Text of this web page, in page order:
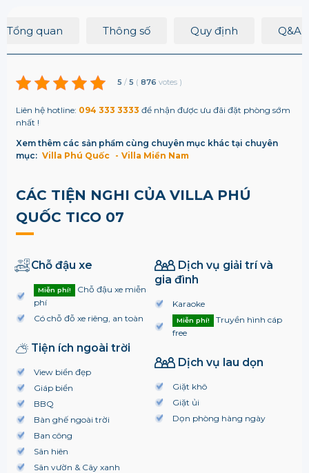
Tổng quan Thông số Quy định Q&A
5 / 5 ( 876 votes )
Liên hệ hotline: 094 333 3333 để nhận được ưu đãi đặt phòng sớm
nhất !
Xem thêm các sản phẩm cùng chuyên mục khác tại chuyên
mục: Villa Phú Quốc Villa Miền Nam
CÁC TIỆN NGHI CỦA VILLA PHÚ
QUỐC TICO 07
Chỗ đậu xe
Miễn phí!
Chỗ đậu xe miễn
phí
Có chỗ đỗ xe riêng, an toàn
Tiện ích ngoài trời
View biển đẹp
Giáp biển
BBQ
Bàn ghế ngoài trời
Ban công
Sân hiên
Sân vườn & Cây xanh
Dịch vụ giải trí và
gia đình
Karaoke
Miễn phí!
Truyền hình cáp
free
Dịch vụ lau dọn
Giặt khô
Giặt ủi
Dọn phòng hàng ngày